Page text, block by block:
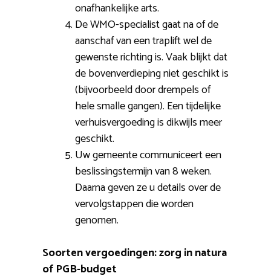
onafhankelijke arts.
De WMO-specialist gaat na of de
aanschaf van een traplift wel de
gewenste richting is. Vaak blijkt dat
de bovenverdieping niet geschikt is
(bijvoorbeeld door drempels of
hele smalle gangen). Een tijdelijke
verhuisvergoeding is dikwijls meer
geschikt.
Uw gemeente communiceert een
beslissingstermijn van 8 weken.
Daarna geven ze u details over de
vervolgstappen die worden
genomen.
Soorten vergoedingen: zorg in natura
of PGB-budget